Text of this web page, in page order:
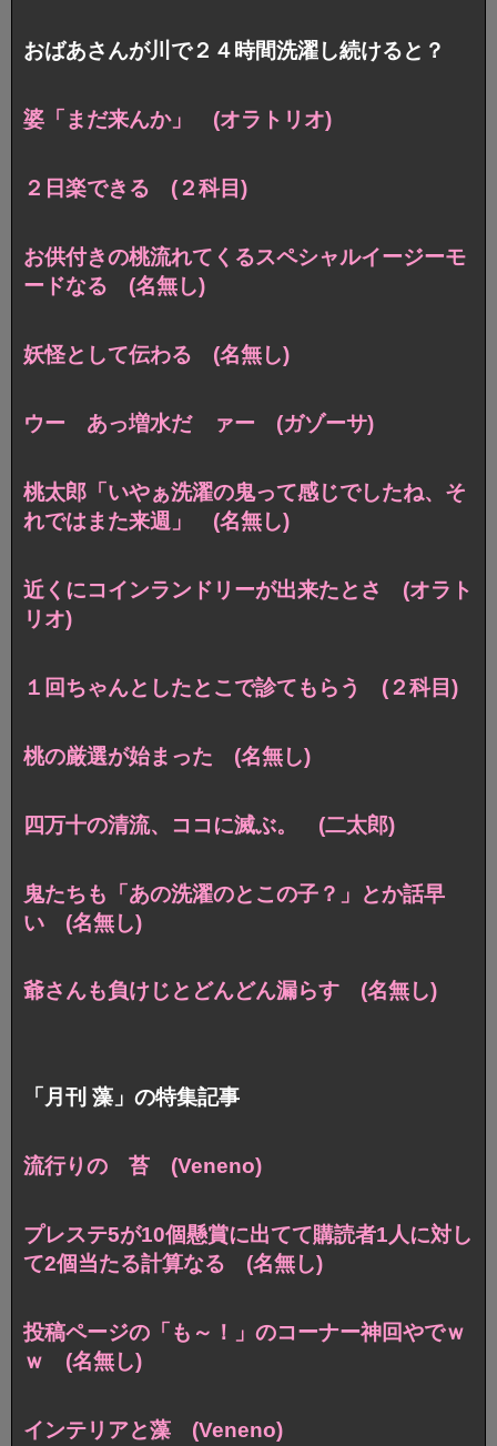
おばあさんが川で２４時間洗濯し続けると？
婆「まだ来んか」 (オラトリオ)
２日楽できる (２科目)
お供付きの桃流れてくるスペシャルイージーモ
ードなる (名無し)
妖怪として伝わる (名無し)
ウー あっ増水だ ァー (ガゾーサ)
桃太郎「いやぁ洗濯の鬼って感じでしたね、そ
れではまた来週」 (名無し)
近くにコインランドリーが出来たとさ (オラト
リオ)
１回ちゃんとしたとこで診てもらう (２科目)
桃の厳選が始まった (名無し)
四万十の清流、ココに滅ぶ。 (二太郎)
鬼たちも「あの洗濯のとこの子？」とか話早
い (名無し)
爺さんも負けじとどんどん漏らす (名無し)
「月刊 藻」の特集記事
流行りの 苔 (Veneno)
プレステ5が10個懸賞に出てて購読者1人に対し
て2個当たる計算なる (名無し)
投稿ページの「も～！」のコーナー神回やでｗ
ｗ (名無し)
インテリアと藻 (Veneno)